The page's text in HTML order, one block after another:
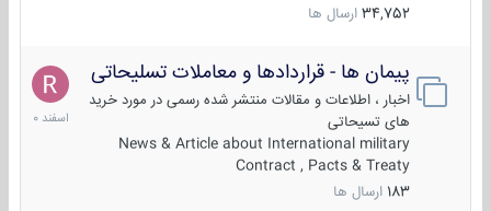
34,752 ارسال ها
پیمان ها - قراردادها و معاملات تسلیحاتی
اخبار ، اطلاعات و مقالات منتشر شده رسمی در مورد خرید
های تسیحاتی
News & Article about International military
Contract , Pacts & Treaty
183 ارسال ها
7
اسفند
1400